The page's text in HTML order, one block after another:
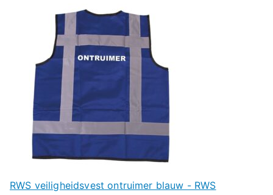
RWS veiligheidsvest ontruimer blauw - RWS